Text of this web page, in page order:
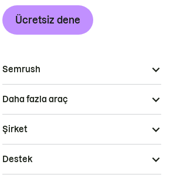
Ücretsiz dene
Semrush
Daha fazla araç
Şirket
Destek